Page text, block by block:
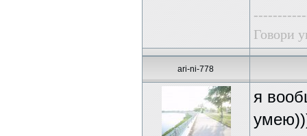
Говори
ari-ni-778
я